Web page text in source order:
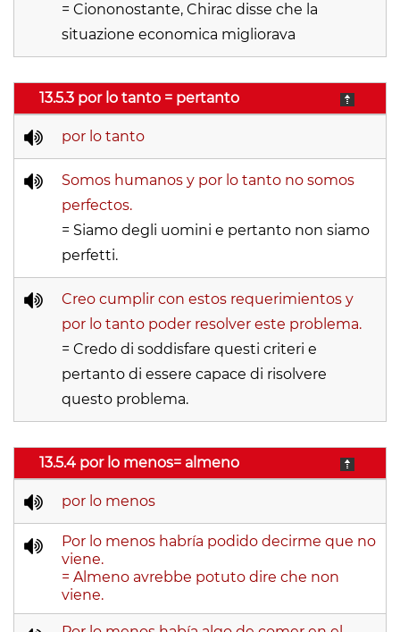
= Ciononostante, Chirac disse che la
situazione economica migliorava
13.5.3 por lo tanto = pertanto
por lo tanto
Somos humanos y por lo tanto no somos
perfectos.
= Siamo degli uomini e pertanto non siamo
perfetti.
Creo cumplir con estos requerimientos y
por lo tanto poder resolver este problema.
= Credo di soddisfare questi criteri e
pertanto di essere capace di risolvere
questo problema.
13.5.4 por lo menos= almeno
por lo menos
Por lo menos habría podido decirme que no
viene.
= Almeno avrebbe potuto dire che non
viene.